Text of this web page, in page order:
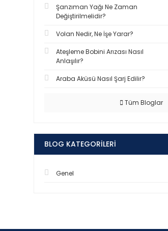
Şanzıman Yağı Ne Zaman
Değiştirilmelidir?
Volan Nedir, Ne İşe Yarar?
Ateşleme Bobini Arızası Nasıl
Anlaşılır?
Araba Aküsü Nasıl Şarj Edilir?
Tüm Bloglar
BLOG KATEGORILERI
Genel